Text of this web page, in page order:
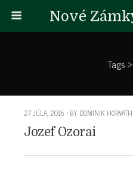
Nové
Tags
27 JÚLA, 2016 • BY DOMINIK HORVATH
Jozef Ozorai